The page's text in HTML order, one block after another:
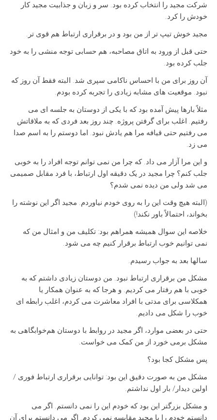
شرکت مجید را انتخاب کرده بود. سر و زبان و جذابیت مجید کار
خودش را کرد.
مجید خوش تیپ تر از من بود و در برقراری ارتباط هم قوی تر.
حتی قبل از ورود به اتاق مصاحبه، هم حسابی توجه منشی را به خود
جلب کرده بود.
آن روز برای من با احساس ناکامی سپری شد. البته فقط آن روز که
نبود. موقعیت های مشابه زیادی را تجربه کرده بودم.
مثلاً بارها پیش آمده بود که با یکی از دوستان به جلسه ای می
رفتیم. اغلب برای گرفتن پروژه. چند روز بعد فردی که به ملاقاتش
می رفتیم حتی قیافه مرا هم یادش نبود. اما دوستم را به اسم صدا
می زد.
و این مرا آزار می داد. که چرا من نمی توانم توجه افراد را به خوبی
جلب کنم؟ چرا مجید در یک دقیقه اول ارتباط، با فرد مقابل صمیمی
می شد ولی من دیده نمی شدم؟
(البته هیچ وقت این را به روی خودم نیاوردم. مجید اگر این نوشته را
بخواند، احتمالاً باور نکند!)
خلاصه این سوال همیشه همراهم بود: تکلیف من و امثال من که
نمی توانیم خوب ارتباط برقرار کنیم چه می شود.
سالها بعد به جواب رسیدم.
مشکل من برقراری ارتباط نبود. من دوستان زیادی داشتم که به
خوبی با هم رفتار می کردیم. و هرجا که به عنوان همکار یا
همکلاسی برای مدتی با افراد معاشرت می کردم، اغلب رابطه ای
خوب را شکل می دادیم.
حتی در بعضی موارد، اگر مجید در روابط با دوستان هم‌خوابگاهی به
مشکل برمی خورد از من کمک می خواست.
پس مشکل کجا بود؟
مشکل من به صورت دقیق این بود: توانایی برقراری ارتباط فوری /
اولین دیدار/ بار اول نداشتم.
و مشکل بزرگتر این بود که خودم این را نمی دانستم. اگر می
دانستم خودم را با مجید مقایسه نمی کردم. اگر می دانستم برای آن